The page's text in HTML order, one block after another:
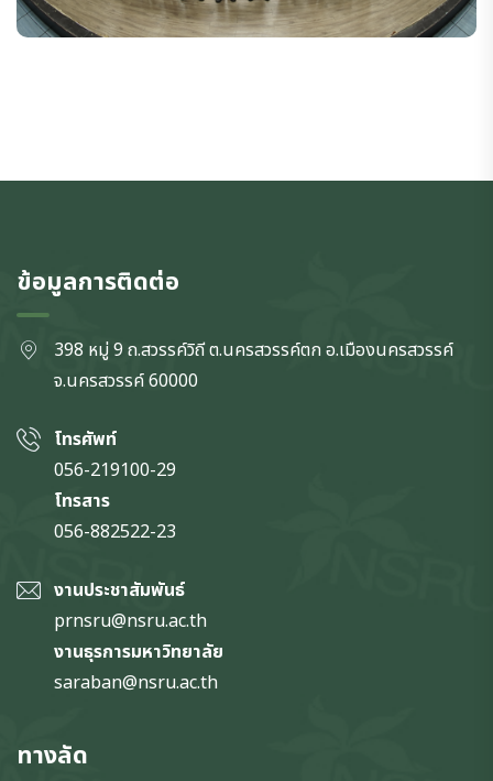
ข้อมูลการติดต่อ
398 หมู่ 9 ถ.สวรรค์วิถี ต.นครสวรรค์ตก อ.เมืองนครสวรรค์
จ.นครสวรรค์60000
โทรศัพท์
056-219100-29
โทรสาร
056-882522-23
งานประชาสัมพันธ์
prnsru@nsru.ac.th
งานธุรการมหาวิทยาลัย
saraban@nsru.ac.th
ทางลัด